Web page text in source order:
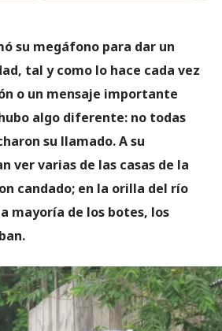
su megáfono para dar un
tal y como lo hace cada vez
o un mensaje importante
algo diferente: no todas
su llamado. A su
ver varias de las casas de la
candado; en la orilla del río
mayoría de los botes, los